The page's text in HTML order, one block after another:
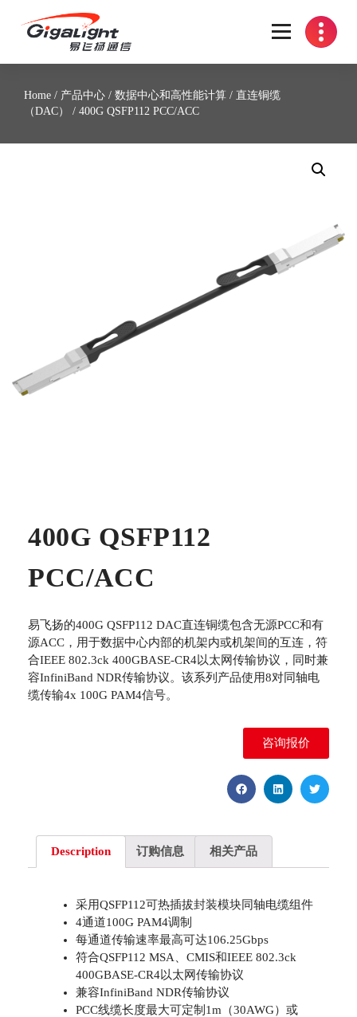
开放光网络器件的向导
Home / 产品中心 / 数据中心和高性能计算 / 直连铜缆
（DAC）
/ 400G QSFP112 PCC/ACC
400G QSFP112
PCC/ACC
易飞扬的400G QSFP112 DAC直连铜缆包含无源PCC和有
源ACC，用于数据中心内部的机架内或机架间的互连，符
合IEEE 802.3ck 400GBASE-CR4以太网传输协议，同时兼
容InfiniBand NDR传输协议。该系列产品使用8对同轴电
缆传输4x 100G PAM4信号。
咨询报价
Description 订购信息 相关产品
采用QSFP112可热插拔封装模块同轴电缆组件
4通道100G PAM4调制
每通道传输速率最高可达106.25Gbps
符合QSFP112 MSA、CMIS和IEEE 802.3ck
400GBASE-CR4以太网传输协议
兼容InfiniBand NDR传输协议
PCC线缆长度最大可定制1m（30AWG）或